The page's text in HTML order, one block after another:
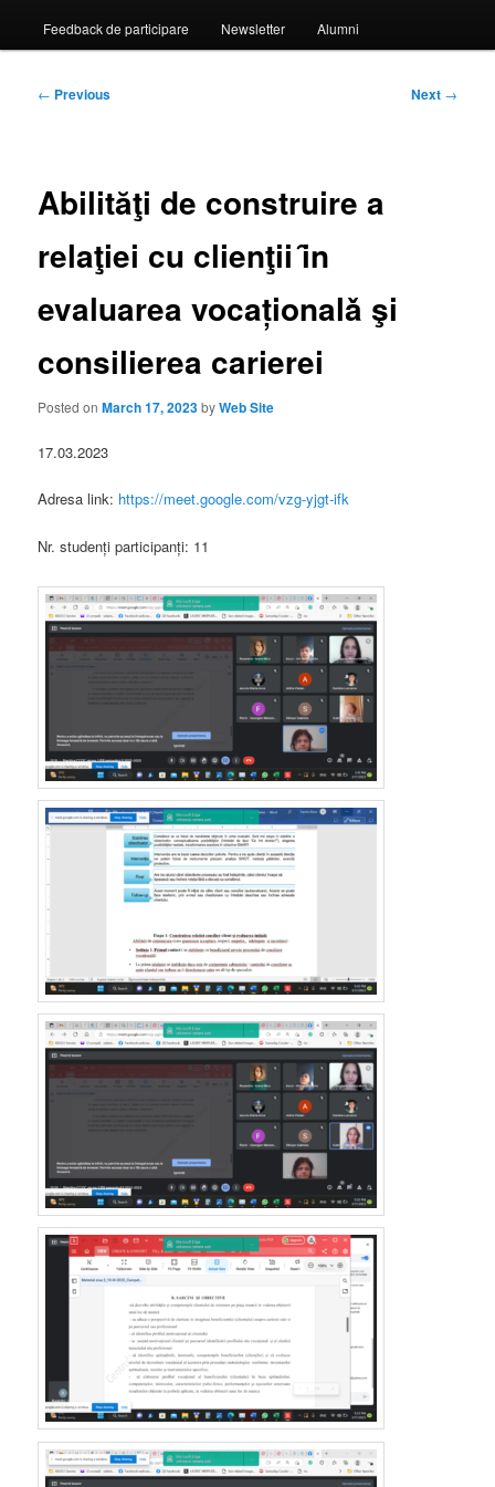
Feedback de participare Newsletter Alumni
Post
← Previous Next →
Abilităţi de construire a
relaţiei cu clienţii ȋn
evaluarea vocaționalǎ şi
consilierea carierei
Posted onMarch 17, 2023byWeb Site
17.03.2023
Adresa link: https://meet.google.com/vzg-yjgt-ifk
Nr. studenți participanți: 11